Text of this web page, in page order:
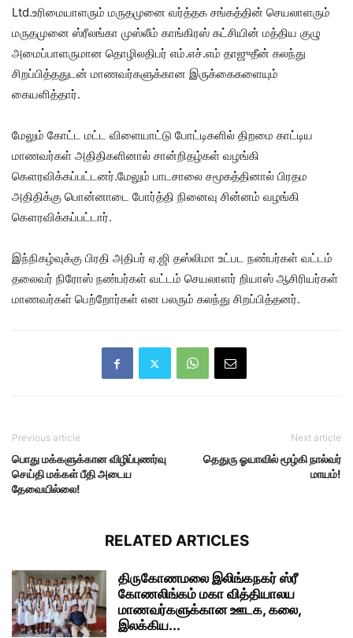
Ltd.உரிமையாளரும் மருதமுனை வர்த்தக சங்கத்தின் செயலாளரும்
மருதமுனை ஸ்ரீலங்கா முஸ்லீம் காங்கிரஸ் கட்சியின் மத்திய குழு
அமைப்பாளருமான தொழிலதிபர் எம்.எச்.எம் தாஜுதீன் கலந்து
சிறப்பித்ததுடன் மாணவர்களுக்கான இருக்கைகளையும்
கையளித்தார்.
மேலும் கோட்ட மட்ட விளையாட்டு போட்டிகளில் திறமை காட்டிய
மாணவர்கள் அதிதிகளினால் சான்றிதழ்கள் வழங்கி
கௌரவிக்கப்பட்டனர்.மேலும் பாடசாலை சமூகத்தினால் பிரதம
அதிதிக்கு பொன்னாடை போர்த்தி நினைவு சின்னம் வழங்கி
கௌரவிக்கப்பட்டார்.
இந்நிகழ்வுக்கு பிரதி அதிபர் ஏ.ஜி தஸ்லிமா உட்பட நண்பர்கள் வட்டம்
தலைவர் நிரோஸ் நண்பர்கள் வட்டம் செயலாளர் றியாஸ் ஆசிரியர்கள்
மாணவர்கள் பெற்றோர்கள் என பலரும் கலந்து சிறப்பித்தனர்.
Previous article
பொது மக்களுக்கான விழிப்புணர்வு
செய்தி மக்கள் பீதி அடைய
தேவையில்லை!
Next article
தெதுரு ஓயாவில் மூழ்கி நால்வர்
மாயம்!
RELATED ARTICLES
திருகோணமலை இலிங்கநகர் ஸ்ரீ
கோணலிங்கம் மகா வித்தியாலய
மாணவர்களுக்கான ஊடக, கலை,
இலக்கிய...